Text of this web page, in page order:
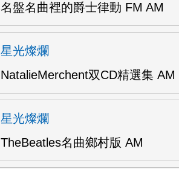
名盤名曲裡的爵士律動 FM AM
星光燦爛
NatalieMerchent双CD精選集 AM
星光燦爛
TheBeatles名曲鄉村版 AM